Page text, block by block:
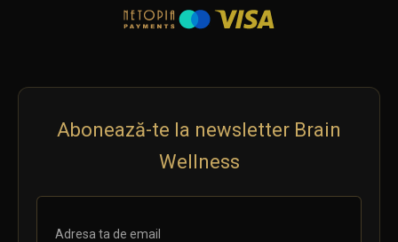
Abonează-te la newsletter Brain
Wellness